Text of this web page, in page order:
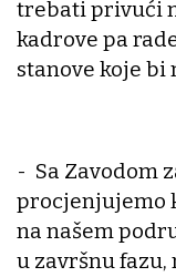
trebati privući
kadrove pa
stanove koje
- Sa Zavodom
procjenjujemo
na našem
u završnu